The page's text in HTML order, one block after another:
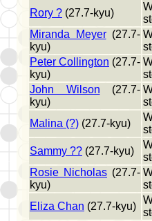
Rory ? (27.7-kyu)
Miranda Meyer(27.7-
kyu)
Peter Collington (27.7-
kyu)
John Wilson (27.7-
kyu)
Malina (?) (27.7-kyu)
Sammy ?? (27.7-kyu)
Rosie Nicholas (27.7-
kyu)
Eliza Chan (27.7-kyu)